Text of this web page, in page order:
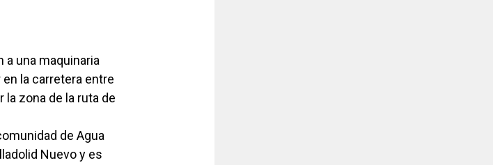
una maquinaria
la carretera entre
la zona de la ruta de
de Agua
Nuevo y es